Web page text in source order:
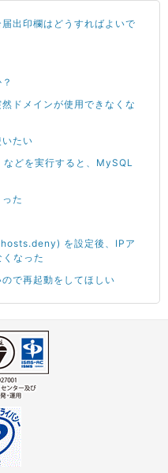
出印欄はどうすればよいで
ドメインが使用できなくな
たい
どを実行すると、MySQL
た
を設定後、IPア
なった
で再起動をしてほしい